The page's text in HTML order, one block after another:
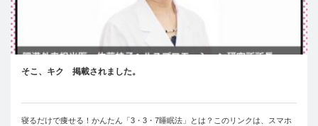
そこ、キク 掲載されました。
寝るだけで痩せる！かんたん「3・3・7睡眠法」とは？このリンクは、スマホ